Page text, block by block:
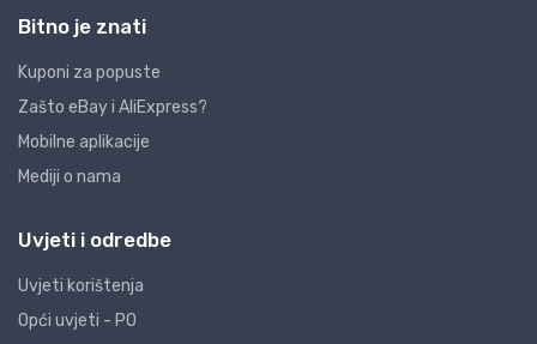
Bitno je znati
Kuponi za popuste
Zašto eBay i AliExpress?
Mobilne aplikacije
Mediji o nama
Uvjeti i odredbe
Uvjeti korištenja
Opći uvjeti - PO